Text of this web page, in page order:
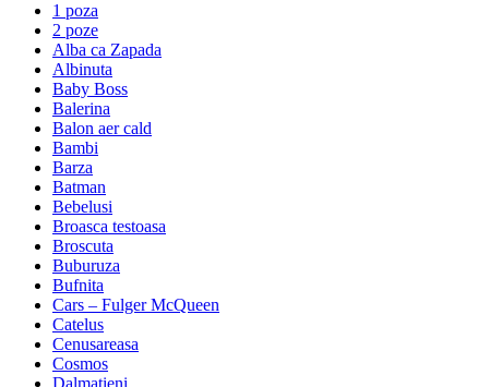
1 poza
2 poze
Alba ca Zapada
Albinuta
Baby Boss
Balerina
Balon aer cald
Bambi
Barza
Batman
Bebelusi
Broasca testoasa
Broscuta
Buburuza
Bufnita
Cars – Fulger McQueen
Catelus
Cenusareasa
Cosmos
Dalmatieni